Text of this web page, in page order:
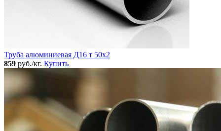
Труба алюминиевая Д16 т 50х2
859 руб./кг. Купить